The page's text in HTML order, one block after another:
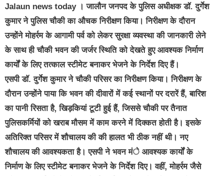
Jalaun news today । जालौन जनपद के पुलिस अधीक्षक डॉ. दुर्गेश
कुमार ने पुलिस चौकी का औचक निरीक्षण किया। निरीक्षण के दौरान
उन्होंने मोहर्रम के आगामी पर्व को लेकर सुरक्षा व्यवस्था की जानकारी लेने
के साथ ही चौकी भवन की जर्जर स्थिति को देखते हुए आवश्यक निर्माण
कार्यों के लिए तत्काल स्टीमेट बनाकर भेजने के निर्देश दिए हैं।
एसपी डॉ. दुर्गेश कुमार ने चौकी परिसर का निरीक्षण किया। निरीक्षण के
दौरान उन्होंने पाया कि भवन की दीवारों में कई स्थानों पर दरारें हैं, बारिश
का पानी रिसता है, खिड़कियां टूटी हुई हैं, जिससे चौकी पर तैनात
पुलिसकर्मियों को खराब मौसम में काम करने में दिक्कत होती है। इसके
अतिरिक्त परिसर में शौचालय की की हालत भी ठीक नहीं थी। नए
शौचालय की आवश्यकता है। एसपी ने भवन मंे आवश्यक कार्यों के
निर्माण के लिए स्टीमेट बनाकर भेजने के निर्देश दिए। वहीं, मोहर्रम जैसे